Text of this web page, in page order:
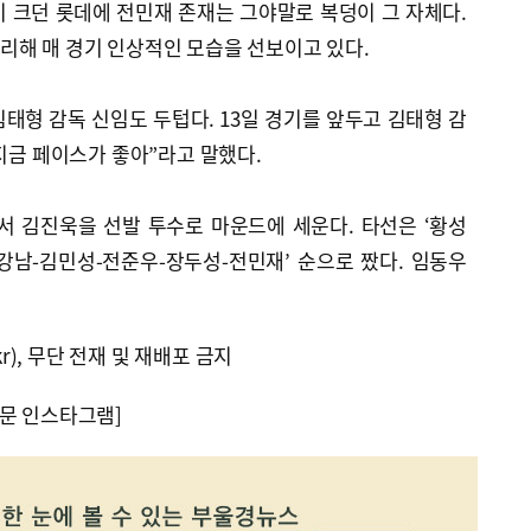
크던 롯데에 전민재 존재는 그야말로 복덩이 그 자체다.
해 매 경기 인상적인 모습을 선보이고 있다.
형 감독 신임도 두텁다. 13일 경기를 앞두고 김태형 감
페이스가 좋아”라고 말했다.
김진욱을 선발 투수로 마운드에 세운다. 타선은 ‘황성
남-김민성-전준우-장두성-전민재’ 순으로 짰다. 임동우
무단 전재 및 재배포 금지
인스타그램]